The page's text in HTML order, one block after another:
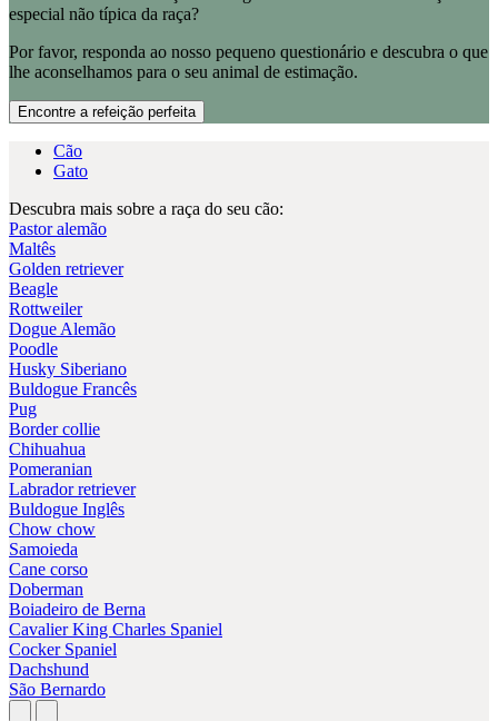
especial não típica da raça?
Por favor, responda ao nosso pequeno questionário e descubra o que
lhe aconselhamos para o seu animal de estimação.
Encontre a refeição perfeita
Cão
Gato
Descubra mais sobre a raça do seu cão:
Pastor alemão
Maltês
Golden retriever
Beagle
Rottweiler
Dogue Alemão
Poodle
Husky Siberiano
Buldogue Francês
Pug
Border collie
Chihuahua
Pomeranian
Labrador retriever
Buldogue Inglês
Chow chow
Samoieda
Cane corso
Doberman
Boiadeiro de Berna
Cavalier King Charles Spaniel
Cocker Spaniel
Dachshund
São Bernardo